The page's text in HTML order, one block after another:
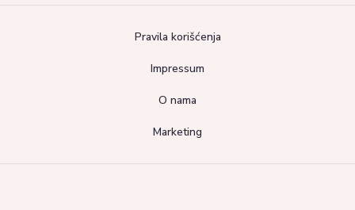
Pravila korišćenja
Impressum
O nama
Marketing